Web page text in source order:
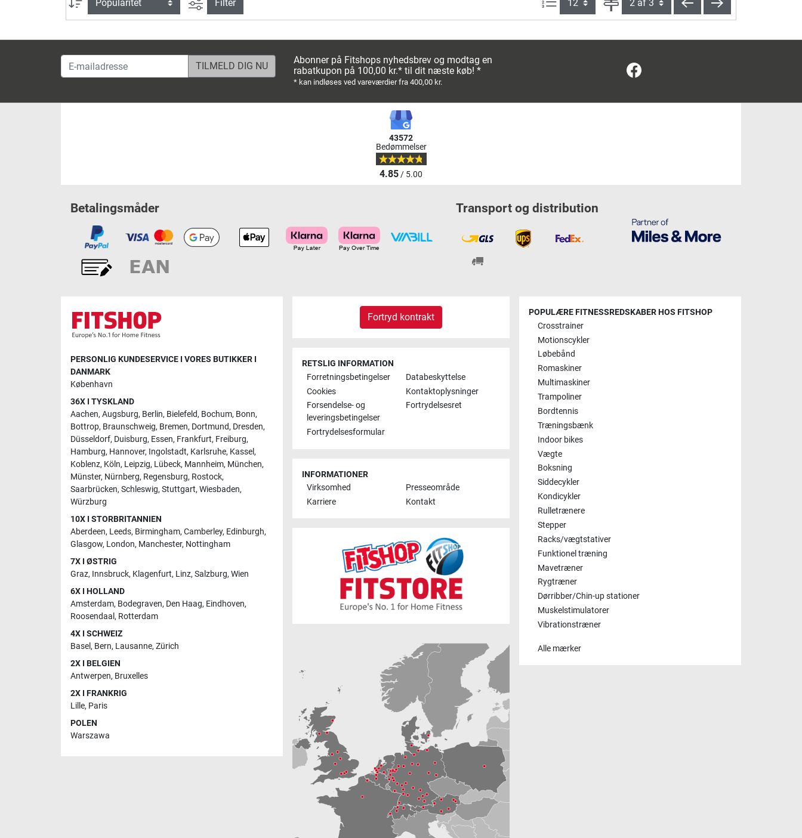
Filter
E-mailadresse
Abonner på Fitshops nyhedsbrev og modtag en
rabatkupon på 100,00 kr.* til dit næste køb! *
* kan indløses ved vareværdier fra 400,00 kr.
43572
Bedømmelser
4.85/ 5.00
Betalingsmåder Transport og distribution
PERSONLIG KUNDESERVICE I VORES BUTIKKER I
DANMARK
København
36X I TYSKLAND
Aachen, Augsburg, Berlin, Bielefeld, Bochum, Bonn,
Bottrop, Braunschweig, Bremen, Dortmund, Dresden,
Düsseldorf, Duisburg, Essen, Frankfurt, Freiburg,
Hamburg, Hannover, Ingolstadt, Karlsruhe, Kassel,
Koblenz, Köln, Leipzig, Lübeck, Mannheim, München,
Münster, Nürnberg, Regensburg, Rostock,
Saarbrücken, Schleswig, Stuttgart, Wiesbaden,
Würzburg
10X I STORBRITANNIEN
Aberdeen, Leeds, Birmingham, Camberley, Edinburgh,
Glasgow, London, Manchester, Nottingham
7X I ØSTRIG
Graz, Innsbruck, Klagenfurt, Linz, Salzburg, Wien
6X I HOLLAND
Amsterdam, Bodegraven, Den Haag, Eindhoven,
Roosendaal , Rotterdam
4X I SCHWEIZ
Basel, Bern, Lausanne, Zürich
2X I BELGIEN
Antwerpen, Bruxelles
2X I FRANKRIG
Lille, Paris
POLEN
Warszawa
Fortryd kontrakt
RETSLIG INFORMATION
Forretningsbetingelser
Databeskyttelse
Cookies
Kontaktoplysninger
Forsendelse- og
leveringsbetingelser
Fortrydelsesret
Fortrydelsesformular
INFORMATIONER
Virksomhed
Presseområde
Karriere
Kontakt
POPULÆRE FITNESSREDSKABER HOS FITSHOP
Crosstrainer
Motionscykler
Løbebånd
Romaskiner
Multimaskiner
Trampoliner
Bordtennis
Træningsbænk
Indoor bikes
Vægte
Boksning
Siddecykler
Kondicykler
Rulletrænere
Stepper
Racks/vægtstativer
Funktionel træning
Mavetræner
Rygtræner
Dørribber/Chin-up stationer
Muskelstimulatorer
Vibrationstræner
Alle mærker